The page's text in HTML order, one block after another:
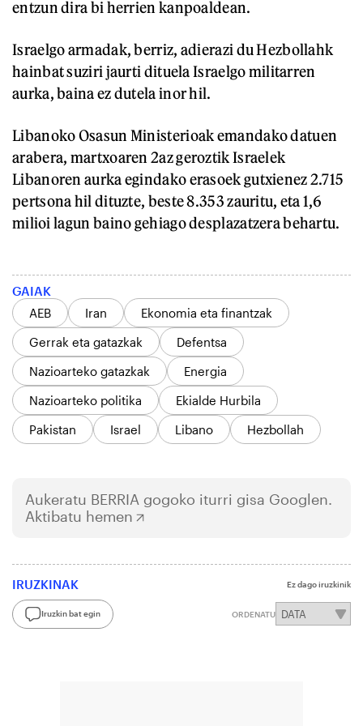
entzun dira bi herrien kanpoaldean.
Israelgo armadak, berriz, adierazi du Hezbollahk
hainbat suziri jaurti dituela Israelgo militarren
aurka, baina ez dutela inor hil.
Libanoko Osasun Ministerioak emandako datuen
arabera, martxoaren 2az geroztik Israelek
Libanoren aurka egindako erasoek gutxienez 2.715
pertsona hil dituzte, beste 8.353 zauritu, eta 1,6
milioi lagun baino gehiago desplazatzera behartu.
GAIAK
AEB
Iran
Ekonomia eta finantzak
Gerrak eta gatazkak
Defentsa
Nazioarteko gatazkak
Energia
Nazioarteko politika
Ekialde Hurbila
Pakistan
Israel Libano Hezbollah
Aukeratu BERRIA gogoko iturri gisa Googlen.
Aktibatu hemen
IRUZKINAK Ez dago iruzkinik
Iruzkin bat egin ORDENATU